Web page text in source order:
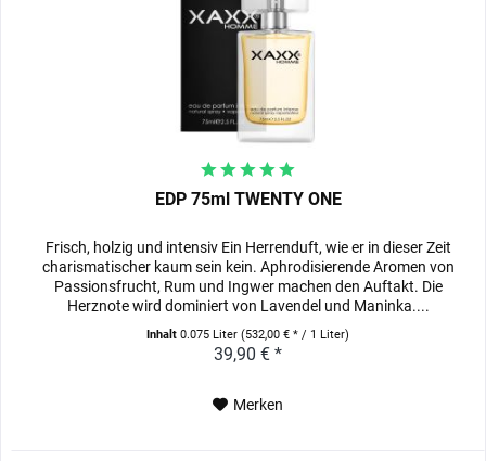
EDP 75ml TWENTY ONE
Frisch, holzig und intensiv Ein Herrenduft, wie er in dieser Zeit
charismatischer kaum sein kein. Aphrodisierende Aromen von
Passionsfrucht, Rum und Ingwer machen den Auftakt. Die
Herznote wird dominiert von Lavendel und Maninka....
Inhalt0.075 Liter(532,00 € * / 1 Liter)
39,90 € *
Merken